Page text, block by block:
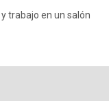
trabajo en un salón